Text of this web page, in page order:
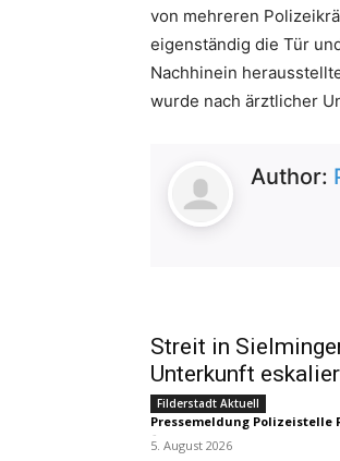
von mehreren
eigenständig die Tür
Nachhinein
wurde nach ärztlicher
Author:
Streit in
Unterkunft
Filderstadt Aktuell
Pressemeldung Polizeistelle
-
5. August 2026